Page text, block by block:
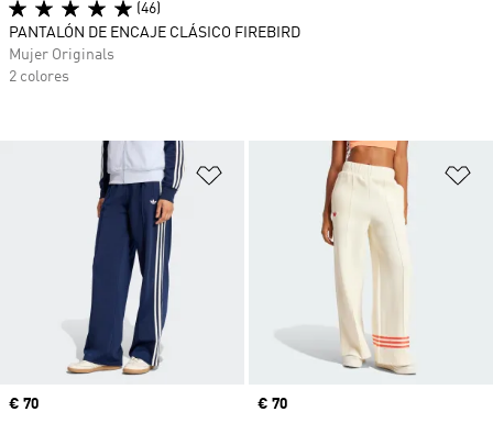
Añadir a la lista de deseos
Precio
€ 70
Precio
€ 70
(46)
PANTALÓN DE ENCAJE CLÁSICO FIREBIRD
Mujer Originals
2 colores